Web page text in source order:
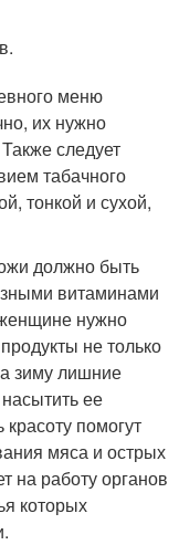
меню
их нужно
следует
табачного
тонкой и сухой,
должно быть
витаминами
нужно
не только
зиму лишние
ее
помогут
мяса и острых
на работу органов
которых